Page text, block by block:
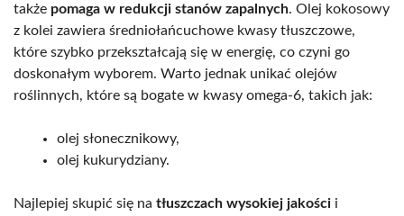
także pomaga w redukcji stanów zapalnych. Olej kokosowy
z kolei zawiera średniołańcuchowe kwasy tłuszczowe,
które szybko przekształcają się w energię, co czyni go
doskonałym wyborem. Warto jednak unikać olejów
roślinnych, które są bogate w kwasy omega-6, takich jak:
olej słonecznikowy,
olej kukurydziany.
Najlepiej skupić się na tłuszczach wysokiej jakości i